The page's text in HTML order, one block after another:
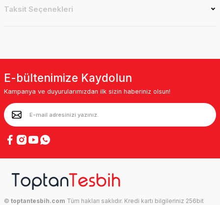
Taksit Seçenekleri
E-bültenimize Kaydolun
Kampanya ve duyurularımızdan ilk sizin haberiniz olsun!
© toptantesbih.com Tüm hakları saklıdır. Kredi kartı bilgileriniz 256bit